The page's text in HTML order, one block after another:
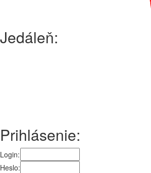
Jedáleň:
Prihlásenie:
Login:
Heslo: